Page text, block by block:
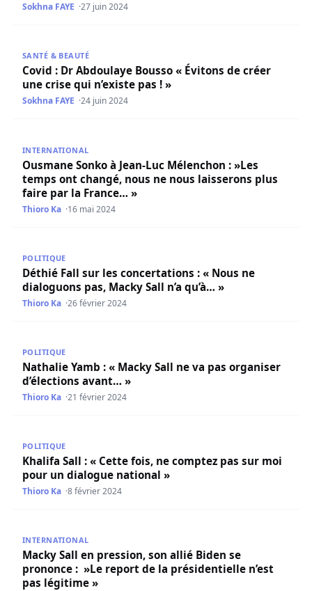
Sokhna FAYE 27 juin 2024
SANTÉ & BEAUTÉ
Covid : Dr Abdoulaye Bousso « Évitons de créer
une crise qui n’existe pas ! »
Sokhna FAYE 24 juin 2024
INTERNATIONAL
Ousmane Sonko à Jean-Luc Mélenchon : »Les
temps ont changé, nous ne nous laisserons plus
faire par la France… »
Thioro Ka 16 mai 2024
POLITIQUE
Déthié Fall sur les concertations : « Nous ne
dialoguons pas, Macky Sall n’a qu’à… »
Thioro Ka 26 février 2024
POLITIQUE
Nathalie Yamb : « Macky Sall ne va pas organiser
d’élections avant… »
Thioro Ka 21 février 2024
POLITIQUE
Khalifa Sall : « Cette fois, ne comptez pas sur moi
pour un dialogue national »
Thioro Ka 8 février 2024
INTERNATIONAL
Macky Sall en pression, son allié Biden se
prononce : »Le report de la présidentielle n’est
pas légitime »